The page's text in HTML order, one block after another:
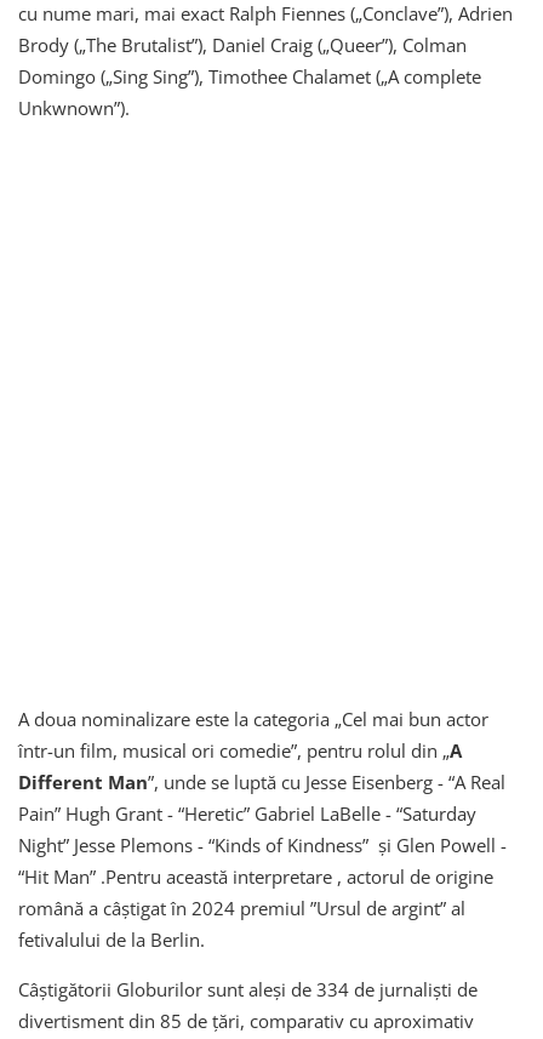
cu nume mari, mai exact Ralph Fiennes („Conclave”), Adrien
Brody („The Brutalist”), Daniel Craig („Queer”), Colman
Domingo („Sing Sing”), Timothee Chalamet („A complete
Unkwnown”).
A doua nominalizare este la categoria „Cel mai bun actor
într-un film, musical ori comedie”, pentru rolul din „A
Different Man”, unde se luptă cu Jesse Eisenberg - “A Real
Pain” Hugh Grant - “Heretic” Gabriel LaBelle - “Saturday
Night” Jesse Plemons - “Kinds of Kindness” și Glen Powell -
“Hit Man” .Pentru această interpretare , actorul de origine
română a câștigat în 2024 premiul ”Ursul de argint” al
fetivalului de la Berlin.
Câştigătorii Globurilor sunt aleşi de 334 de jurnalişti de
divertisment din 85 de ţări, comparativ cu aproximativ